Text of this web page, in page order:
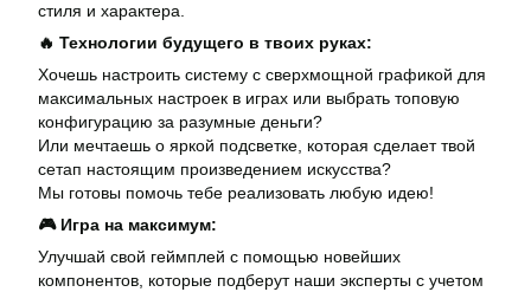
стиля и характера.
🔥 Технологии будущего в твоих руках:
Хочешь настроить систему с сверхмощной графикой для
максимальных настроек в играх или выбрать топовую
конфигурацию за разумные деньги?
Или мечтаешь о яркой подсветке, которая сделает твой
сетап настоящим произведением искусства?
Мы готовы помочь тебе реализовать любую идею!
🎮 Игра на максимум:
Улучшай свой геймплей с помощью новейших
компонентов, которые подберут наши эксперты с учетом